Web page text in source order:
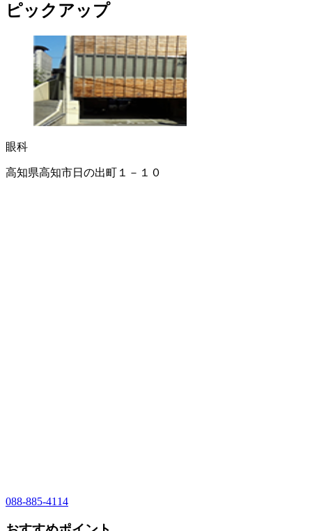
ピックアップ
眼科
高知県高知市日の出町１－１０
088-885-4114